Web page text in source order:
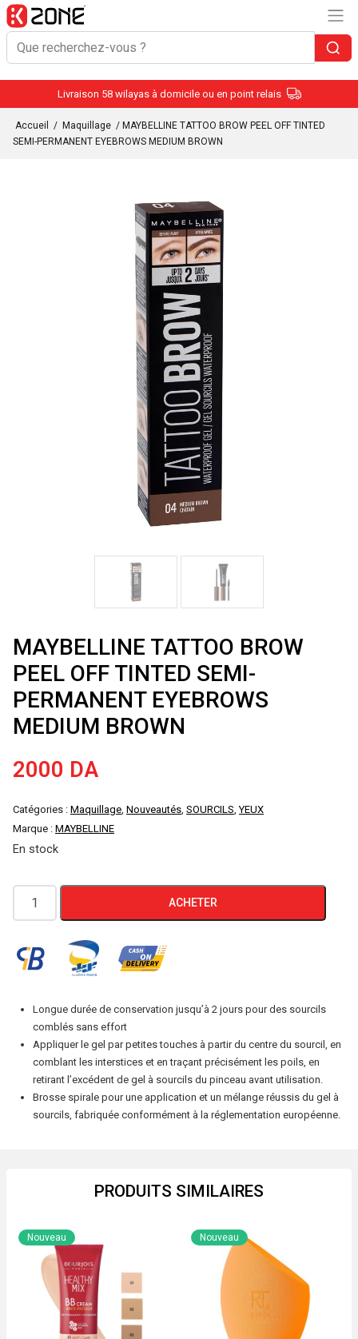
Livraison 58 wilayas à domicile ou en point relais
Accueil / Maquillage / MAYBELLINE TATTOO BROW PEEL OFF TINTED
SEMI-PERMANENT EYEBROWS MEDIUM BROWN
MAYBELLINE TATTOO BROW
PEEL OFF TINTED SEMI-
PERMANENT EYEBROWS
MEDIUM BROWN
2000 DA
Catégories : Maquillage, Nouveautés, SOURCILS,YEUX
Marque : MAYBELLINE
En stock
quantité
de
MAYBELLINE
TATTOO
PEEL
OFF
TINTED
SEMI-
EYEBROWS
ACHETER
Longue durée de conservation jusqu’à 2 jours pour des sourcils
comblés sans effort
Appliquer le gel par petites touches à partir du centre du sourcil, en
comblant les interstices et en traçant précisément les poils, en
retirant l’excédent de gel à sourcils du pinceau avant utilisation.
Brosse spirale pour une application et un mélange réussis du gel à
sourcils, fabriquée conformément à la réglementation européenne.
PRODUITS SIMILAIRES
Nouveau Nouveau